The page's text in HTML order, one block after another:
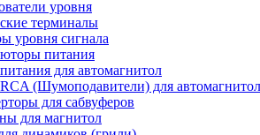
уровня
терминалы
уровня сигнала
питания
для автомагнитол
(Шумоподавители) для автомагнитол
для сабвуферов
для магнитол